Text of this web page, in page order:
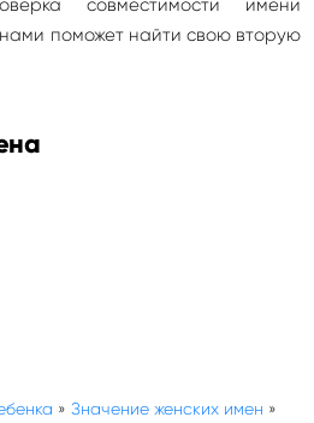
совместимости имени
поможет найти свою вторую
» Значение женских имен »